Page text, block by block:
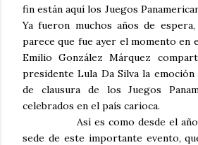
fin están aquí los Juegos
Ya fueron muchos años de
parece que fue ayer el momento en
Emilio González Márquez
presidente Lula Da Silva la
de clausura de los Juegos
celebrados en el país carioca.
Así es como desde el año
sede de este importante evento,